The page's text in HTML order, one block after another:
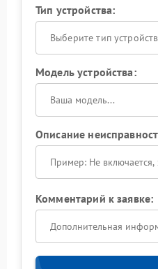
Тип устройства:
Выберите тип
Модель устройства:
Описание
Комментарий к заявке: